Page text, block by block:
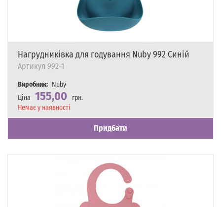
Нагрудниківка для годування Nuby 992 Синій
Артикул 992-1
Виробник: Nuby
Ціна 155,00
грн.
Наявність
Немає у наявності
Придбати